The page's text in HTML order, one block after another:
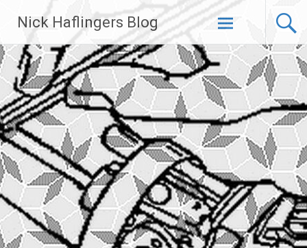
Inhalt
springen
Nick Haflingers Blog